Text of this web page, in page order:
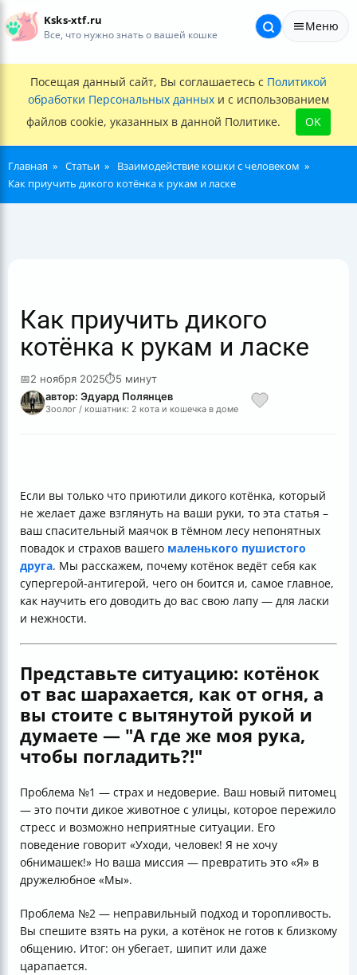
Ksks-xtf.ru
Все, что нужно знать о вашей кошке
Меню
Посещая данный сайт, Вы соглашаетесь с Политикой
обработки Персональных данных и с использованием
файлов cookie, указанных в данной Политике.
OK
Главная Статьи
Взаимодействие кошки с человеком
Как приучить дикого котёнка к рукам и ласке
Как приучить дикого
котёнка к рукам и ласке
📅2 ноября 2025⏱5 минут
автор: Эдуард Полянцев
Зоолог / кошатник: 2 кота и кошечка в доме
Если вы только что приютили дикого котёнка, который
не желает даже взглянуть на ваши руки, то эта статья –
ваш спасительный маячок в тёмном лесу непонятных
повадок и страхов вашего маленького пушистого
друга. Мы расскажем, почему котёнок ведёт себя как
супергерой-антигерой, чего он боится и, самое главное,
как научить его доводить до вас свою лапу — для ласки
и нежности.
Представьте ситуацию: котёнок
от вас шарахается, как от огня, а
вы стоите с вытянутой рукой и
думаете — "А где же моя рука,
чтобы погладить?!"
Проблема №1 — страх и недоверие. Ваш новый питомец
— это почти дикое животное с улицы, которое пережило
стресс и возможно неприятные ситуации. Его
поведение говорит «Уходи, человек! Я не хочу
обнимашек!» Но ваша миссия — превратить это «Я» в
дружелюбное «Мы».
Проблема №2 — неправильный подход и торопливость.
Вы спешите взять на руки, а котёнок не готов к близкому
общению. Итог: он убегает, шипит или даже
царапается.